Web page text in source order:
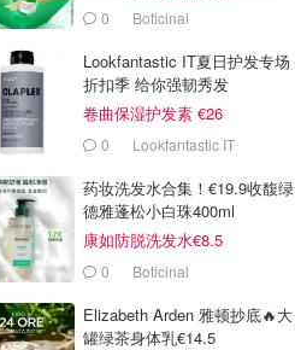
0 Boticinal
Lookfantastic IT夏日护发专场
折扣季 给你强韧秀发
卷曲保湿护发素 €26
0 Lookfantastic IT
药妆洗发水合集！€19.9收馥绿
德雅蓬松小白珠400ml
康如防脱洗发水€8.5
0 Boticinal
Elizabeth Arden 雅顿抄底🔥大
罐绿茶身体乳€14.5